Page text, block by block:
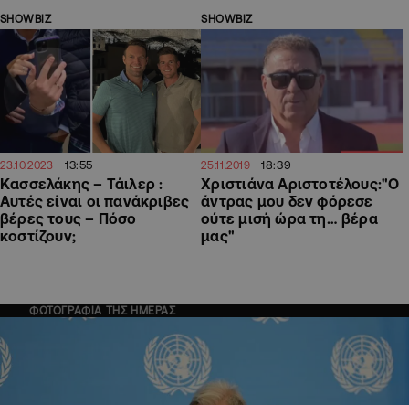
SHOWBIZ
23.10.2023 13:55
Κασσελάκης – Τάιλερ :
Αυτές είναι οι πανάκριβες
βέρες τους – Πόσo
κοστίζουν;
SHOWBIZ
25.11.2019 18:39
Χριστιάνα Αριστοτέλους:"Ο
άντρας μου δεν φόρεσε
ούτε μισή ώρα τη… βέρα
μας"
ΦΩΤΟΓΡΑΦΙΑ ΤΗΣ ΗΜΕΡΑΣ